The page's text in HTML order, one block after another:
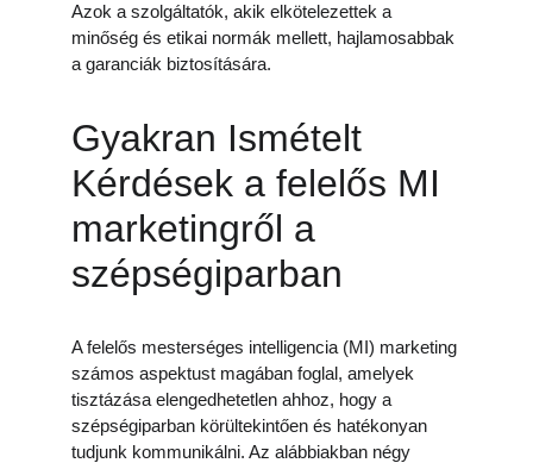
Azok a szolgáltatók, akik elkötelezettek a
minőség és etikai normák mellett, hajlamosabbak
a garanciák biztosítására.
Gyakran Ismételt
Kérdések a felelős MI
marketingről a
szépségiparban
A felelős mesterséges intelligencia (MI) marketing
számos aspektust magában foglal, amelyek
tisztázása elengedhetetlen ahhoz, hogy a
szépségiparban körültekintően és hatékonyan
tudjunk kommunikálni. Az alábbiakban négy